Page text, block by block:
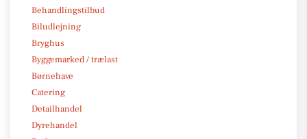
Behandlingstilbud
Biludlejning
Bryghus
Byggemarked / trælast
Børnehave
Catering
Detailhandel
Dyrehandel